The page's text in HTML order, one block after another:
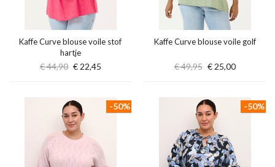
Kaffe Curve blouse voile stof
hartje
€ 44,90 € 22,45
Kaffe Curve blouse voile golf
€ 49,95 € 25,00
-50% -50%